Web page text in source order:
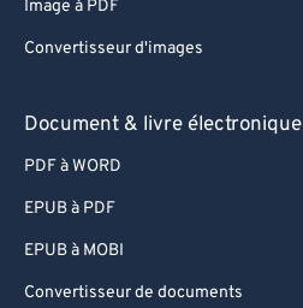
Image à PDF
Convertisseur d'images
Document & livre électronique
PDF à WORD
EPUB à PDF
EPUB à MOBI
Convertisseur de documents